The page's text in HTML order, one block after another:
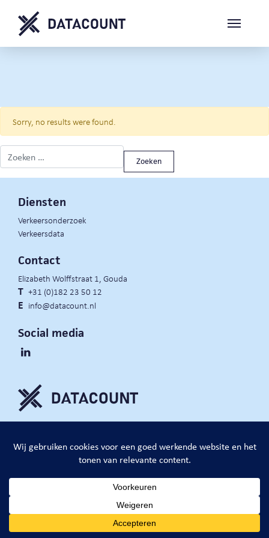
Sorry, no results were found.
Zoeken naar:
Diensten
Verkeersonderzoek
Verkeersdata
Contact
Elizabeth Wolffstraat 1, Gouda
T +31 (0)182 23 50 12
E info@datacount.nl
Social media
DataCount B.V.
privacy policy
algemene voorwaarden